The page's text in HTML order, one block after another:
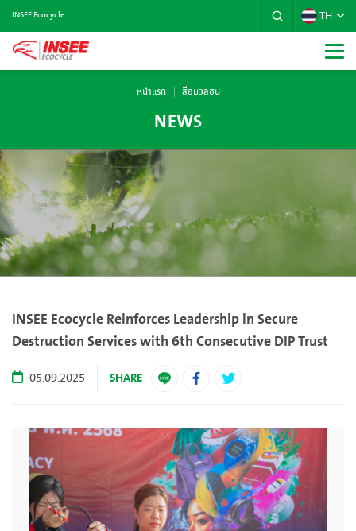
INSEE Ecocycle TH
หน้าแรก สื่อมวลชน
NEWS
INSEE Ecocycle Reinforces Leadership in Secure
Destruction Services with 6th Consecutive DIP Trust
05.09.2025 SHARE